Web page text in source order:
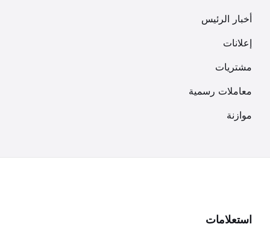
أخبار الرئيس
إعلانات
مشتريات
معاملات رسمية
موازنة
استعلامات